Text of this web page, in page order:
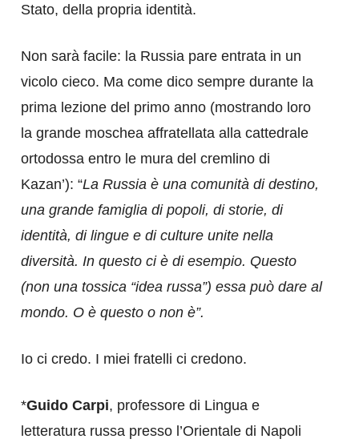
Stato, della propria identità.
Non sarà facile: la Russia pare entrata in un
vicolo cieco. Ma come dico sempre durante la
prima lezione del primo anno (mostrando loro
la grande moschea affratellata alla cattedrale
ortodossa entro le mura del cremlino di
Kazan’): “La Russia è una comunità di destino,
una grande famiglia di popoli, di storie, di
identità, di lingue e di culture unite nella
diversità. In questo ci è di esempio. Questo
(non una tossica “idea russa”) essa può dare al
mondo. O è questo o non è”.
Io ci credo. I miei fratelli ci credono.
*Guido Carpi, professore di Lingua e
letteratura russa presso l’Orientale di Napoli